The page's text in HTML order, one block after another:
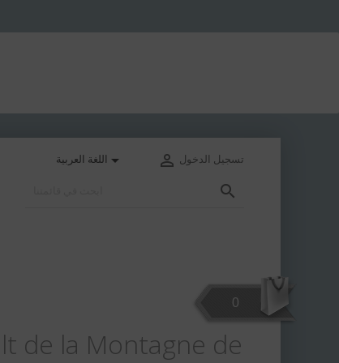
اللغة العربية  تسجيل الدخول

0
de la Montagne de